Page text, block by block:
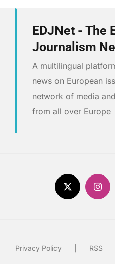
EDJNet - The
Journalism
A multilingual
news on European
network of media
from all over Europe
Privacy Policy RSS